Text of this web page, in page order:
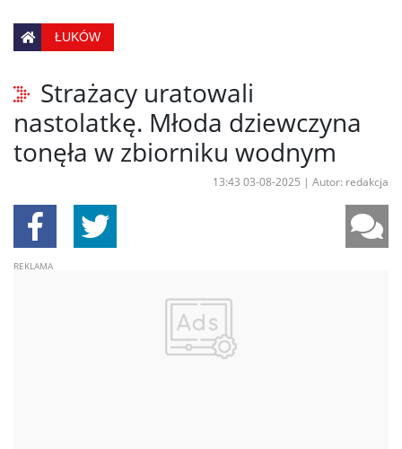
ŁUKÓW
Strażacy uratowali
nastolatkę. Młoda dziewczyna
tonęła w zbiorniku wodnym
13:43 03-08-2025 | Autor: redakcja